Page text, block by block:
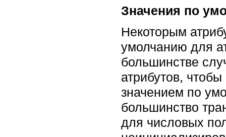
Значения по
Некоторым
умолчанию для
большинстве
атрибутов,
значением по
большинство
для числовых